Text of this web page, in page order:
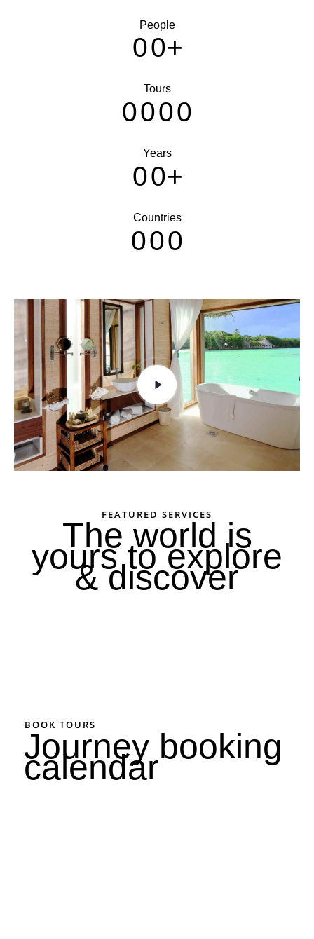
People
00+
Tours
0000
Years
00+
Countries
000
FEATURED SERVICES
The world is
yours to explore
& discover
BOOK TOURS
Journey booking
calendar